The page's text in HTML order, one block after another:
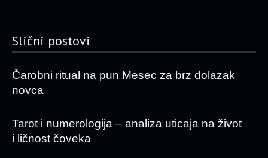
Slični postovi
Čarobni ritual na pun Mesec za brz dolazak
novca
Tarot i numerologija – analiza uticaja na život
i ličnost čoveka